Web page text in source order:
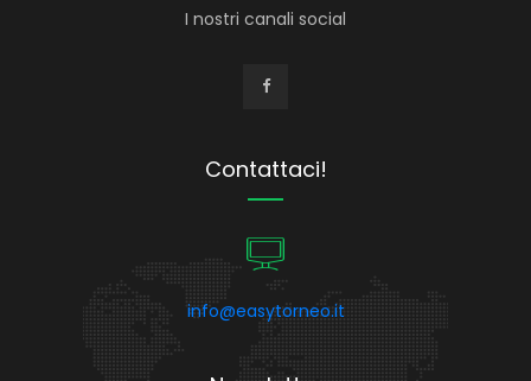
I nostri canali social
Contattaci!
info@easytorneo.it